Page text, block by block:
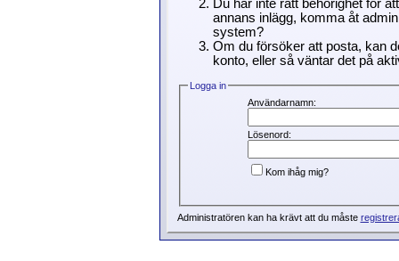
Du har inte rätt behörighet för
annans inlägg, komma åt
system?
Om du försöker att posta, kan
konto, eller så väntar det på
Logga in
Användarnamn:
Lösenord:
Kom ihåg mig?
Administratören kan ha krävt att du måste